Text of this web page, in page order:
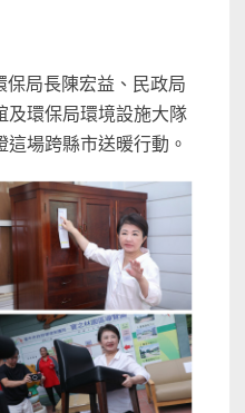
保局長陳宏益、民政局
及環保局環境設施大隊
場跨縣市送暖行動。